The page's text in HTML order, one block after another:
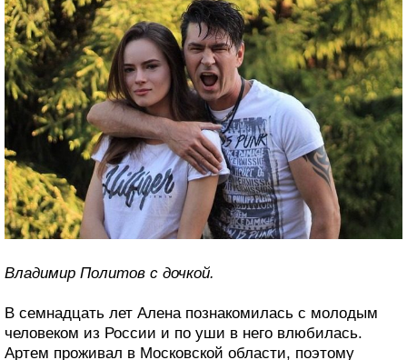
Владимир Политов с дочкой.
В семнадцать лет Алена познакомилась с молодым
человеком из России и по уши в него влюбилась.
Артем проживал в Московской области, поэтому